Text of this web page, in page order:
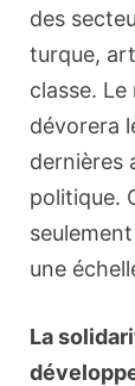
des
turque,
classe.
dévorera
dernières
politique.
une
La